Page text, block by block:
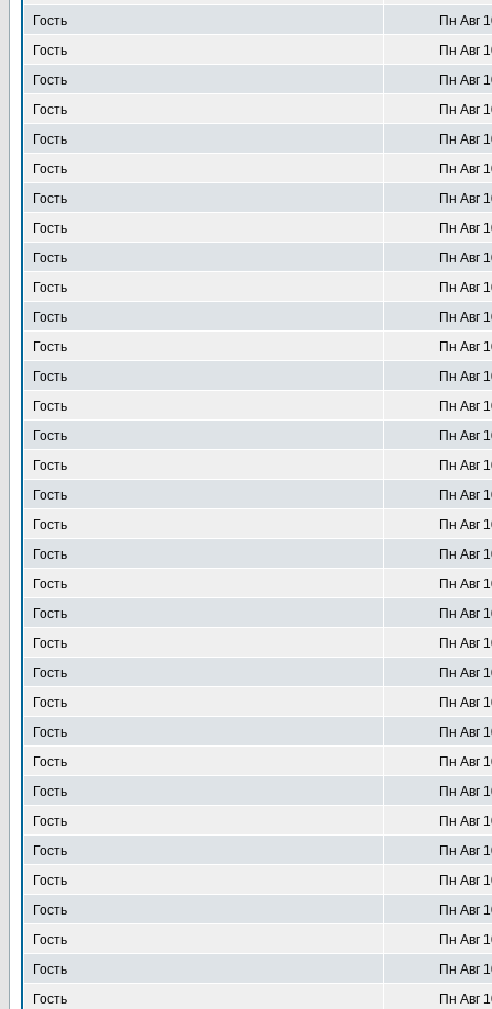
Гость
Пн Авг
Гость
Пн Авг
Гость
Пн Авг
Гость
Пн Авг
Гость
Пн Авг
Гость
Пн Авг
Гость
Пн Авг
Гость
Пн Авг
Гость
Пн Авг
Гость
Пн Авг
Гость
Пн Авг
Гость
Пн Авг
Гость
Пн Авг
Гость
Пн Авг
Гость
Пн Авг
Гость
Пн Авг
Гость
Пн Авг
Гость
Пн Авг
Гость
Пн Авг
Гость
Пн Авг
Гость
Пн Авг
Гость
Пн Авг
Гость
Пн Авг
Гость
Пн Авг
Гость
Пн Авг
Гость
Пн Авг
Гость
Пн Авг
Гость
Пн Авг
Гость
Пн Авг
Гость
Пн Авг
Гость
Пн Авг
Гость
Пн Авг
Гость
Пн Авг
Гость
Пн Авг